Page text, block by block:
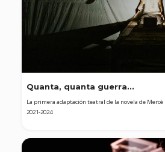
Quanta, quanta guerra...
La primera adaptación teatral de la novela de Mercè
2021-2024